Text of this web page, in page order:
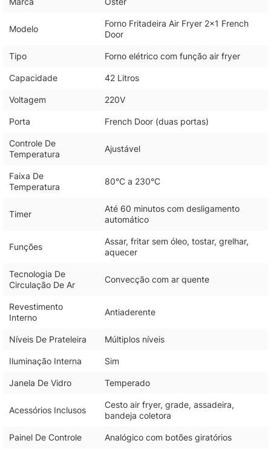
Modelo
Forno Fritadeira Air Fryer 2x1 French
Door
Tipo Forno elétrico com função air fryer
Capacidade 42 Litros
Voltagem 220V
Porta French Door (duas portas)
Controle De
Temperatura
Ajustável
Faixa De
Temperatura
80°C a 230°C
Timer
Até 60 minutos com desligamento
automático
Funções
Assar, fritar sem óleo, tostar, grelhar,
aquecer
Tecnologia De
Circulação De Ar
Convecção com ar quente
Revestimento
Interno
Antiaderente
Níveis De Prateleira Múltiplos níveis
Iluminação Interna Sim
Janela De Vidro Temperado
Acessórios Inclusos
Cesto air fryer, grade, assadeira,
bandeja coletora
Painel De Controle Analógico com botões giratórios